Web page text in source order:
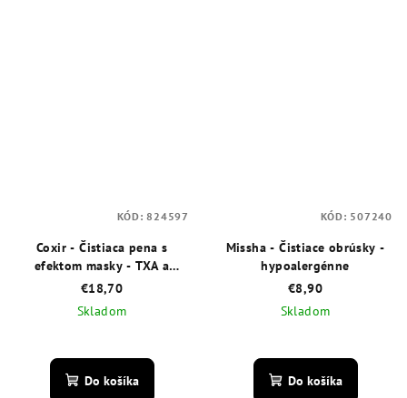
Coxir - Čistiaca pena s
efektom masky - TXA a
slimačí mucín 120 ml
€18,70
Skladom
hodnotenie
produktu
Do košíka
KÓD:824597
Missha - Čistiace obrúsky -
hypoalergénne
€8,90
Skladom
hodnotenie
produktu
Do košíka
KÓD: 507240